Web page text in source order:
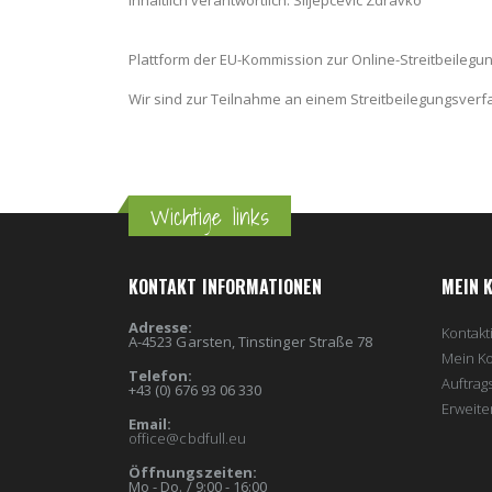
Plattform der EU-Kommission zur Online-
Wir sind zur Teilnahme an einem
Wichtige links
KONTAKT INFORMATIONEN
Adresse:
A-4523 Garsten, Tinstinger Straße 78
Telefon:
+43 (0) 676 93 06 330
Email:
office@cbdfull.eu
Öffnungszeiten:
Mo - Do. / 9:00 - 16:00
MEIN
Mein